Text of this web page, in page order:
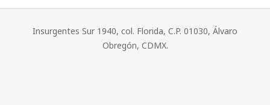
Insurgentes Sur 1940, col. Florida, C.P. 01030, Álvaro
Obregón, CDMX.